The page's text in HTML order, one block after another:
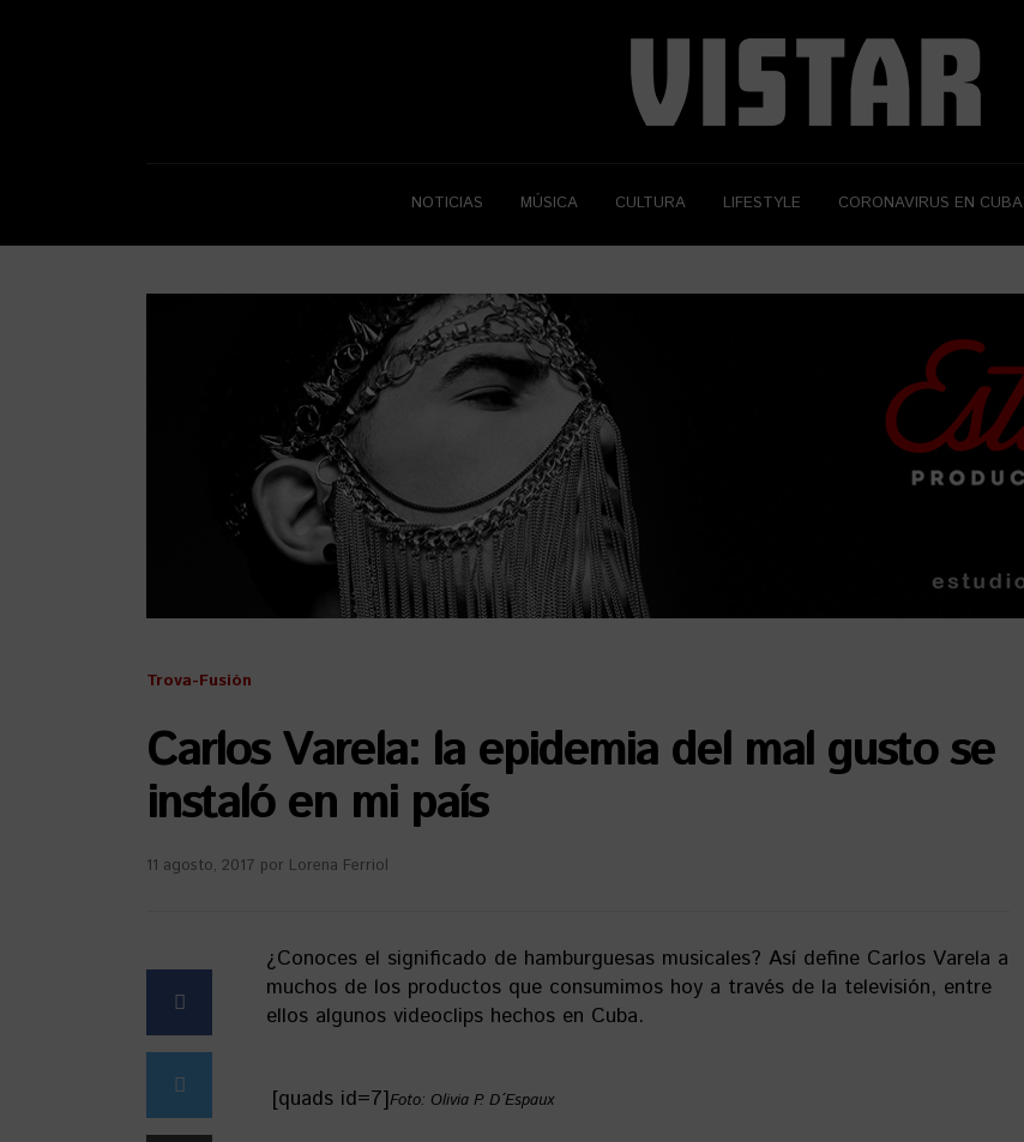
NOTICIAS MÚSICA CULTURA LIFESTYLE CORONAVIRUS EN CUBA
Trova-Fusión
Carlos Varela: la epidemia del mal gusto se
instaló en mi país
11 agosto, 2017 por Lorena Ferriol
¿Conoces el significado de hamburguesas musicales? Así define Carlos Varela a
muchos de los productos que consumimos hoy a través de la televisión, entre
ellos algunos videoclips hechos en Cuba.
[quads id=7]Foto: Olivia P. D´Espaux